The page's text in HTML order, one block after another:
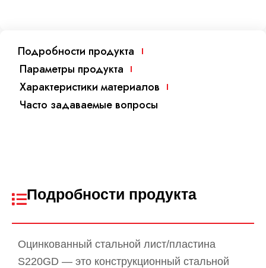
Подробности продукта
Параметры продукта
Характеристики материалов
Часто задаваемые вопросы
Подробности продукта
Оцинкованный стальной лист/пластина
S220GD — это конструкционный стальной